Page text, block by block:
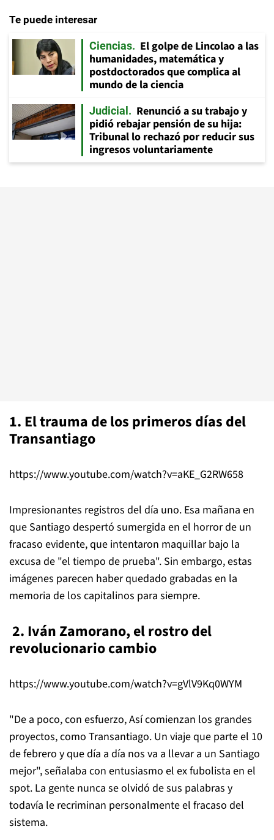
Te puede interesar
Ciencias
El golpe de Lincolao a las
humanidades, matemática y
postdoctorados que complica al
mundo de la ciencia
Judicial
Renunció a su trabajo y
pidió rebajar pensión de su hija:
Tribunal lo rechazó por reducir sus
ingresos voluntariamente
1. El trauma de los primeros días del
Transantiago
https://www.youtube.com/watch?v=aKE_G2RW658
Impresionantes registros del día uno. Esa mañana en
que Santiago despertó sumergida en el horror de un
fracaso evidente, que intentaron maquillar bajo la
excusa de "el tiempo de prueba". Sin embargo, estas
imágenes parecen haber quedado grabadas en la
memoria de los capitalinos para siempre.
2. Iván Zamorano, el rostro del
revolucionario cambio
https://www.youtube.com/watch?v=gVlV9Kq0WYM
"De a poco, con esfuerzo, Así comienzan los grandes
proyectos, como Transantiago. Un viaje que parte el 10
de febrero y que día a día nos va a llevar a un Santiago
mejor", señalaba con entusiasmo el ex fubolista en el
spot. La gente nunca se olvidó de sus palabras y
todavía le recriminan personalmente el fracaso del
sistema.